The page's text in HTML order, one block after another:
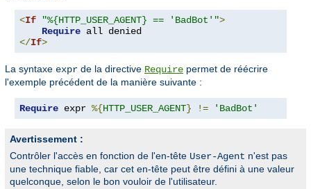
<If "%{HTTP_USER_AGENT} == 'BadBot'">
Require
</If>
La syntaxe expr de la directive Require permet de réécrire
l'exemple précédent de la manière suivante :
Require expr %{HTTP_USER_AGENT} != 'BadBot'
Avertissement :
Contrôler l'accès en fonction de l'en-tête User-Agent n'est pas
une technique fiable, car cet en-tête peut être défini à une valeur
quelconque, selon le bon vouloir de l'utilisateur.